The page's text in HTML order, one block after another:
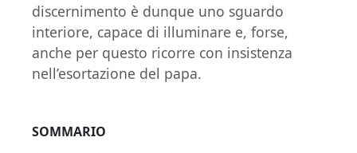
discernimento è dunque uno sguardo
interiore, capace di illuminare e, forse,
anche per questo ricorre con insistenza
nell’esortazione del papa.
SOMMARIO